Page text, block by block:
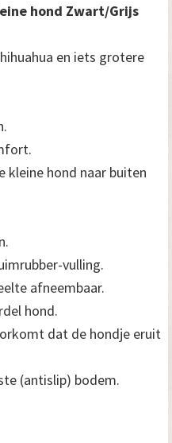
hond Zwart/Grijs
en iets grotere
kleine hond naar buiten
vulling.
afneembaar.
hond.
dat de hondje eruit
(antislip) bodem.